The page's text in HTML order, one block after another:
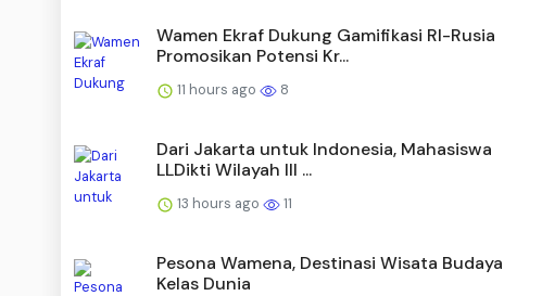
Wamen Ekraf Dukung Gamifikasi RI-Rusia
Promosikan Potensi Kr...
11 hours ago 8
Dari Jakarta untuk Indonesia, Mahasiswa
LLDikti Wilayah III ...
13 hours ago 11
Pesona Wamena, Destinasi Wisata Budaya
Kelas Dunia